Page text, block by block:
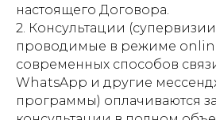
настоящего Договора.
2. Консультации
проводимые в режиме
современных способов
WhatsApp и другие
программы) оплачиваются